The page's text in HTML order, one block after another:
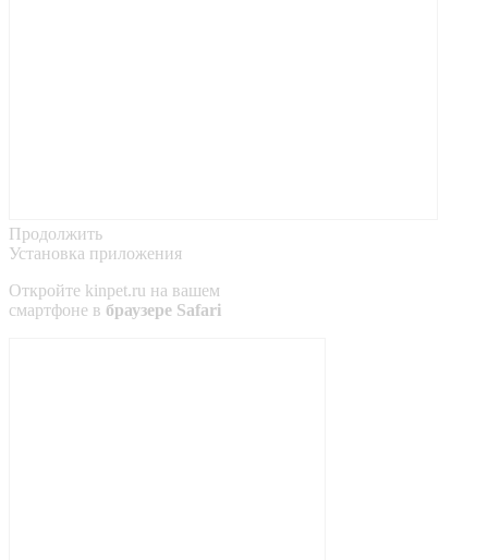
Продолжить
Установка приложения
Откройте kinpet.ru на вашем
смартфоне в браузере Safari